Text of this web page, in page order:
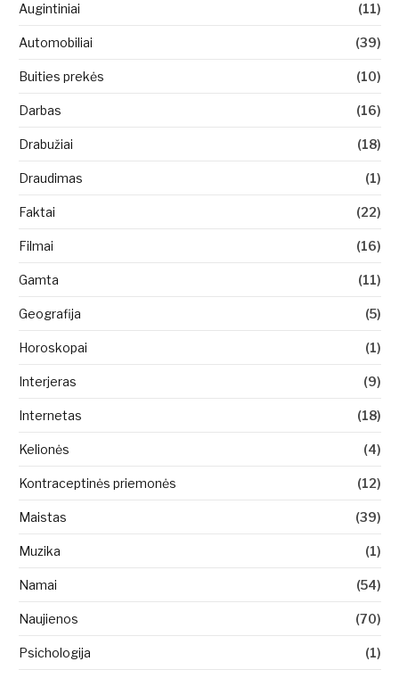
Augintiniai (11)
Automobiliai (39)
Buities prekės (10)
Darbas (16)
Drabužiai (18)
Draudimas (1)
Faktai (22)
Filmai (16)
Gamta (11)
Geografija (5)
Horoskopai (1)
Interjeras (9)
Internetas (18)
Kelionės (4)
Kontraceptinės priemonės (12)
Maistas (39)
Muzika (1)
Namai (54)
Naujienos (70)
Psichologija (1)